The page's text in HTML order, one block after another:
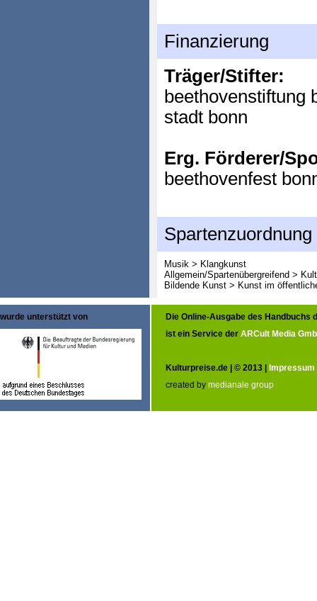
Finanzierung
Träger/Stifter:
beethovenstiftung
stadt bonn
Erg. Förderer/
beethovenfest
Spartenzuordnung
Musik > Klangkunst
Allgemein/Spartenübergreifend >
Bildende Kunst > Kunst im
wurde unterstützt von
Die Online-Ausgabe des Handbuchs
ist ein Service der ARCult Media
Kulturpreise.de | © 2013 | Impressum
created by medianale group